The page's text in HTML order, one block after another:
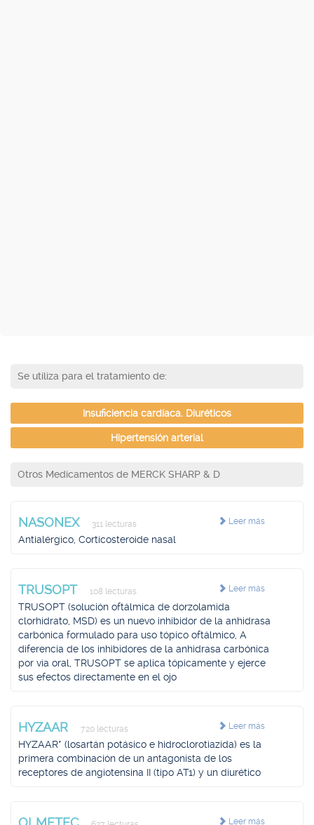
Se utiliza para el tratamiento de:
Insuficiencia cardíaca. Diuréticos
Hipertensión arterial
Otros Medicamentos de MERCK SHARP & D
Leer más
NASONEX 311 lecturas
Antialérgico, Corticosteroide nasal
Leer más
TRUSOPT 108 lecturas
TRUSOPT (solución oftálmica de dorzolamida
clorhidrato, MSD) es un nuevo inhibidor de la anhidrasa
carbónica formulado para uso tópico oftálmico, A
diferencia de los inhibidores de la anhidrasa carbónica
por vía oral, TRUSOPT se aplica tópicamente y ejerce
sus efectos directamente en el ojo
Leer más
HYZAAR 720 lecturas
HYZAAR* (losartán potásico e hidroclorotiazida) es la
primera combinación de un antagonista de los
receptores de angiotensina II (tipo AT1) y un diurético
Leer más